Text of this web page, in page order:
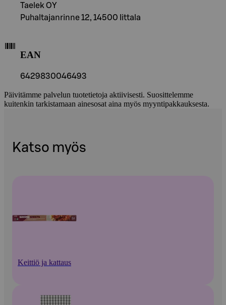
Taelek OY
Puhaltajanrinne 12, 14500 Iittala
EAN
6429830046493
Päivitämme palvelun tuotetietoja aktiivisesti. Suosittelemme
kuitenkin tarkistamaan ainesosat aina myös myyntipakkauksesta.
Katso myös
Keittiö ja kattaus